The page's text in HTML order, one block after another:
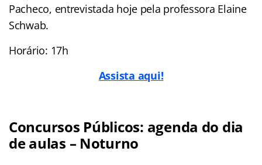
Pacheco, entrevistada hoje pela professora Elaine
Schwab.
Horário: 17h
Assista aqui!
Concursos Públicos: agenda do dia
de aulas – Noturno